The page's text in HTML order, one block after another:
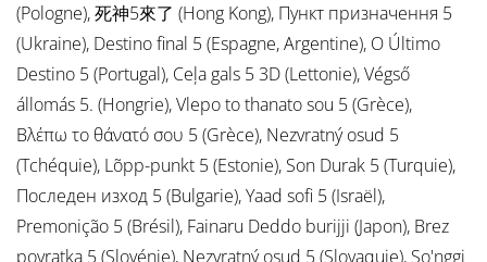
(Pologne), 死神5來了 (Hong Kong), Пункт призначення 5
(Ukraine), Destino final 5 (Espagne, Argentine), O Último
Destino 5 (Portugal), Ceļa gals 5 3D (Lettonie), Végső
állomás 5. (Hongrie), Vlepo to thanato sou 5 (Grèce),
Βλέπω το θάνατό σου 5 (Grèce), Nezvratný osud 5
(Tchéquie), Lõpp-punkt 5 (Estonie), Son Durak 5 (Turquie),
Последен изход 5 (Bulgarie), Yaad sofi 5 (Israël),
Premonição 5 (Brésil), Fainaru Deddo burijji (Japon), Brez
povratka 5 (Slovénie), Nezvratný osud 5 (Slovaquie), So'nggi